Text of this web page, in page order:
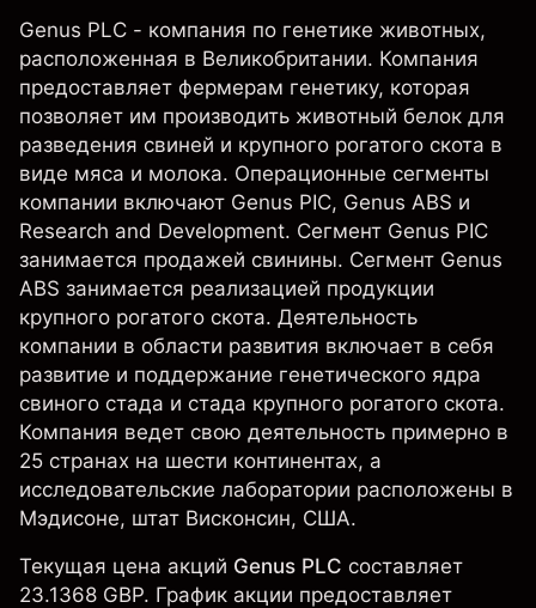
Genus PLC - компания по генетике животных,
расположенная в Великобритании. Компания
предоставляет фермерам генетику, которая
позволяет им производить животный белок для
разведения свиней и крупного рогатого скота в
виде мяса и молока. Операционные сегменты
компании включают Genus PIC, Genus ABS и
Research and Development. Сегмент Genus PIC
занимается продажей свинины. Сегмент Genus
ABS занимается реализацией продукции
крупного рогатого скота. Деятельность
компании в области развития включает в себя
развитие и поддержание генетического ядра
свиного стада и стада крупного рогатого скота.
Компания ведет свою деятельность примерно в
25 странах на шести континентах, а
исследовательские лаборатории расположены в
Мэдисоне, штат Висконсин, США.
Текущая цена акций Genus PLC составляет
23.1368 GBP. График акции предоставляет